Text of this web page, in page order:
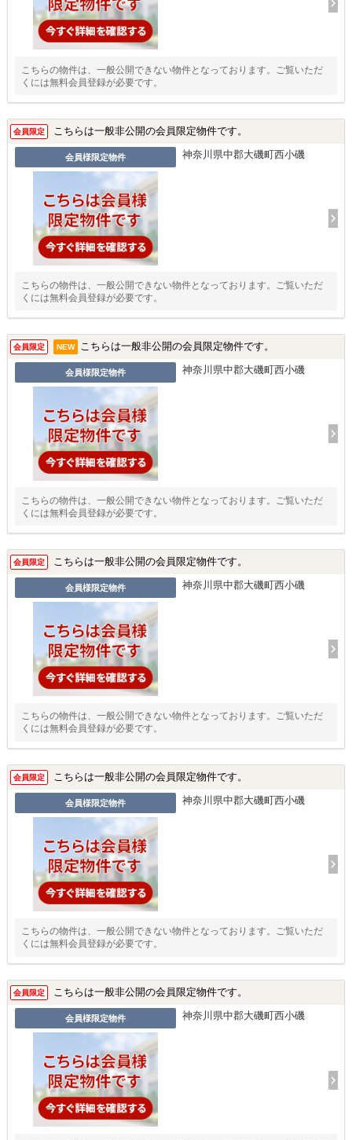
こちらの物件は、一般公開できない物件となっております。ご覧いただ
くには無料会員登録が必要です。
会員限定 こちらは一般非公開の会員限定物件です。
会員様限定物件 神奈川県中郡大磯町西小磯
こちらの物件は、一般公開できない物件となっております。ご覧いただ
くには無料会員登録が必要です。
会員限定 NEW こちらは一般非公開の会員限定物件です。
会員様限定物件 神奈川県中郡大磯町西小磯
こちらの物件は、一般公開できない物件となっております。ご覧いただ
くには無料会員登録が必要です。
会員限定 こちらは一般非公開の会員限定物件です。
会員様限定物件 神奈川県中郡大磯町西小磯
こちらの物件は、一般公開できない物件となっております。ご覧いただ
くには無料会員登録が必要です。
会員限定 こちらは一般非公開の会員限定物件です。
会員様限定物件 神奈川県中郡大磯町西小磯
こちらの物件は、一般公開できない物件となっております。ご覧いただ
くには無料会員登録が必要です。
会員限定 こちらは一般非公開の会員限定物件です。
会員様限定物件 神奈川県中郡大磯町西小磯